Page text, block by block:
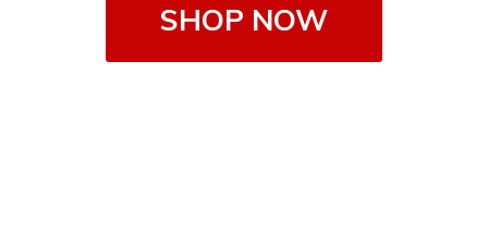
SHOP NOW